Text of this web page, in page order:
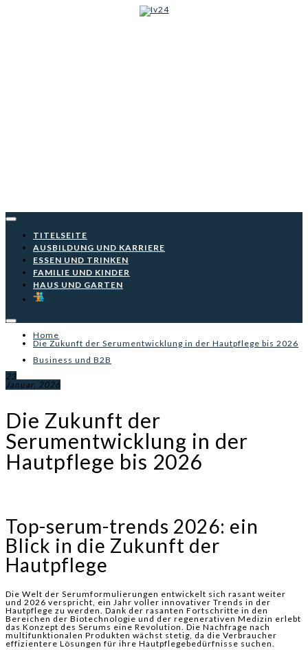
Iv24
TITELSEITE
AUSBILDUNG UND KARRIERE
ESSEN UND TRINKEN
FAMILIE UND KINDER
HAUS UND GARTEN
Home
Die Zukunft der Serumentwicklung in der Hautpflege bis 2026
Business und B2B
23
Januar, 2026
Die Zukunft der
Serumentwicklung in der
Hautpflege bis 2026
Top-serum-trends 2026: ein
Blick in die Zukunft der
Hautpflege
Die Welt der Serumformulierungen entwickelt sich rasant weiter
und 2026 verspricht, ein Jahr voller innovativer Trends in der
Hautpflege zu werden. Dank der rasanten Fortschritte in den
Bereichen der Biotechnologie und der regenerativen Medizin erlebt
das Konzept des Serums eine Revolution. Die Nachfrage nach
multifunktionalen Produkten wächst stetig, da die Verbraucher
effizientere Lösungen für ihre Hautpflegebedürfnisse suchen.